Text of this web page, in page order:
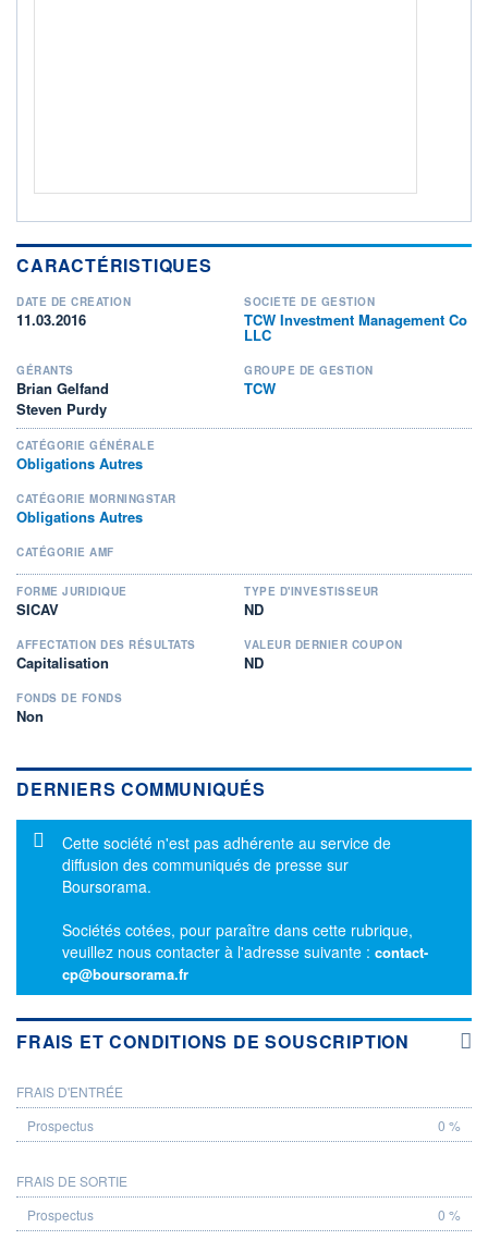
CARACTÉRISTIQUES
DATE DE CRÉATION
11.03.2016
SOCIÉTÉ DE GESTION
TCW Investment Management Co
LLC
GÉRANTS
Brian Gelfand
Steven Purdy
GROUPE DE GESTION
TCW
CATÉGORIE GÉNÉRALE
Obligations Autres
CATÉGORIE MORNINGSTAR
Obligations Autres
CATÉGORIE AMF
FORME JURIDIQUE
SICAV
TYPE D'INVESTISSEUR
ND
AFFECTATION DES RÉSULTATS
Capitalisation
VALEUR DERNIER COUPON
ND
FONDS DE FONDS
Non
DERNIERS COMMUNIQUÉS
Message d'information
Cette société n'est pas adhérente au service de
diffusion des communiqués de presse sur
Boursorama.
Sociétés cotées, pour paraître dans cette rubrique,
veuillez nous contacter à l'adresse suivante : contact-
cp@boursorama.fr
FRAIS ET CONDITIONS DE SOUSCRIPTION
PROSPECTUS
FRAIS D'ENTRÉE
0 %
FRAIS DE SORTIE
0 %